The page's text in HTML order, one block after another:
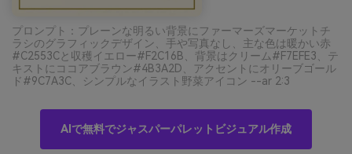
プロンプト：プレーンな明るい背景にファーマーズマーケットチ
ラシのグラフィックデザイン、手や写真なし、主な色は暖かい赤
#C2553Cと収穫イエロー#F2C16B、背景はクリーム#F7EFE3、テ
キストにココアブラウン#4B3A2D、アクセントにオリーブゴール
ド#9C7A3C、シンプルなイラスト野菜アイコン --ar 2:3
AIで無料でジャスパーパレットビジュアル作成